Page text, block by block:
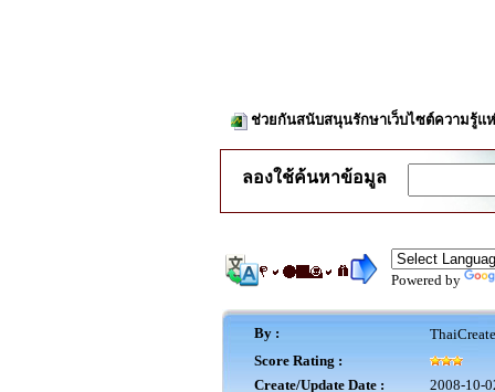
ช่วยกันสนับสนุนรักษาเว็บไซต์ความรู้แ
ลองใช้ค้นหาข้อมูล
Powered by
By :
Score Rating :
Create/Update Date :
2008-10-